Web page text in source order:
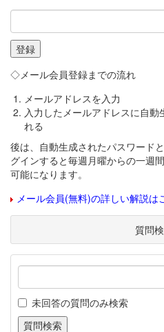
◇メール会員登録までの流れ
メールアドレスを入力
入力したメールアドレスに自
れる
後は、自動生成されたパスワード
グインすると毎週月曜からの一週
可能になります。
メール会員(無料)の詳しい解説は
質問
未回答の質問のみ検索